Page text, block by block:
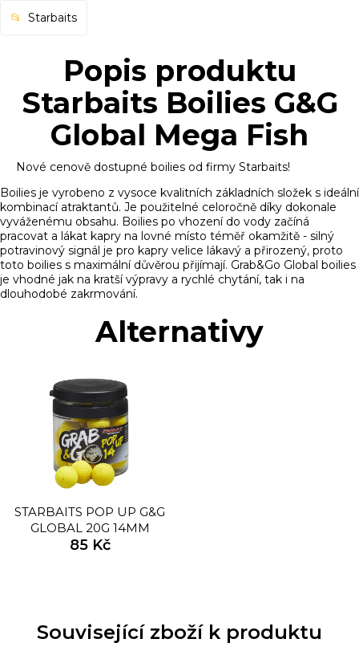
Starbaits
Popis produktu
Starbaits Boilies G&G
Global Mega Fish
Nové cenově dostupné boilies od firmy Starbaits!
Boilies je vyrobeno z vysoce kvalitních základních složek s ideální
kombinací atraktantů. Je použitelné celoročně díky dokonale
vyváženému obsahu. Boilies po vhození do vody začíná
pracovat a lákat kapry na lovné místo téměř okamžitě - silný
potravinový signál je pro kapry velice lákavý a přirozený, proto
toto boilies s maximální důvěrou přijímají. Grab&Go Global boilies
je vhodné jak na kratší výpravy a rychlé chytání, tak i na
dlouhodobé zakrmování.
Alternativy
STARBAITS POP UP G&G
GLOBAL 20G 14MM
85 Kč
Související zboží k produktu